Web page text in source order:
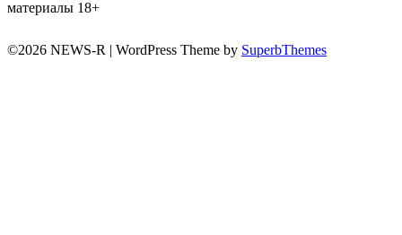
материалы 18+
©2026 NEWS-R | WordPress Theme by SuperbThemes